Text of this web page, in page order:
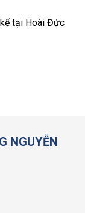
tại Hoài Đức
NGUYỄN